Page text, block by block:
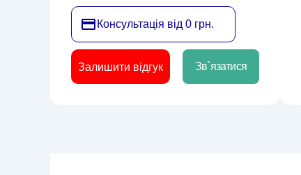
Консультація від 0 грн.
Залишити відгук Зв`язатися